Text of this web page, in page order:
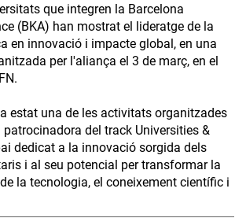
que integren la Barcelona
(BKA) han mostrat el lideratge de la
en innovació i impacte global, en una
per l'aliança el 3 de març, en el
estat una de les activitats organitzades
patrocinadora del track Universities &
dedicat a la innovació sorgida dels
i al seu potencial per transformar la
la tecnologia, el coneixement científic i